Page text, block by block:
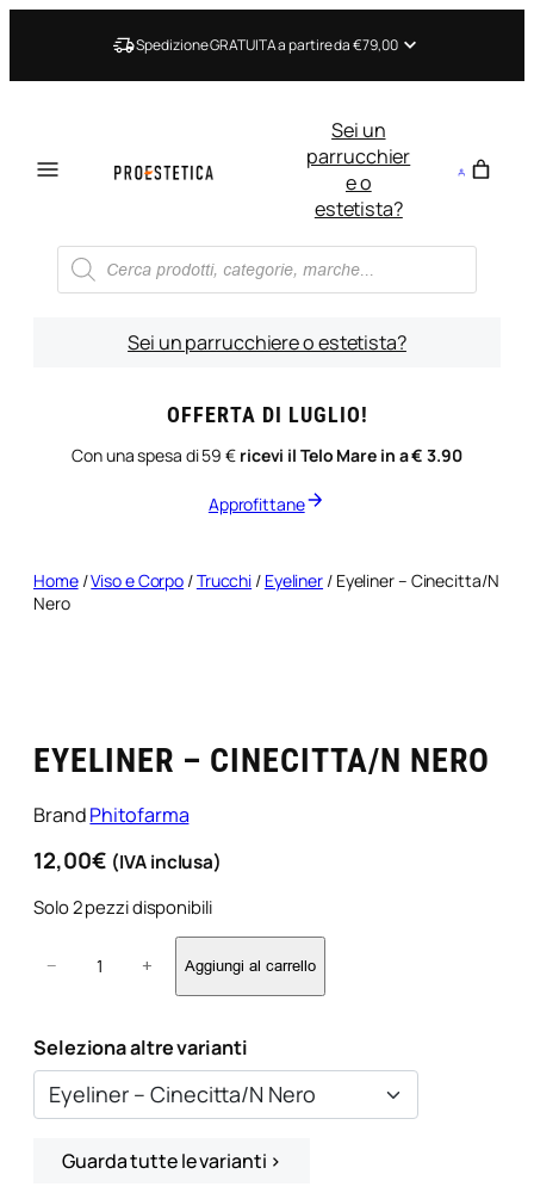
Spedizione GRATUITA a partire da €79,00
Sei un
parrucchier
e o
estetista?
Ricerca
prodotti
Sei un parrucchiere o estetista?
OFFERTA DI LUGLIO!
Con una spesa di 59 € ricevi il Telo Mare in a € 3.90
Approfittane
Home/Viso e Corpo /Trucchi / Eyeliner / Eyeliner – Cinecitta/N
Nero
EYELINER – CINECITTA/N NERO
BrandPhitofarma
12,00€ (IVA inclusa)
Solo 2 pezzi disponibili
i
n
− + Aggiungi al carrello
Seleziona altre varianti
Guarda tutte le varianti ›